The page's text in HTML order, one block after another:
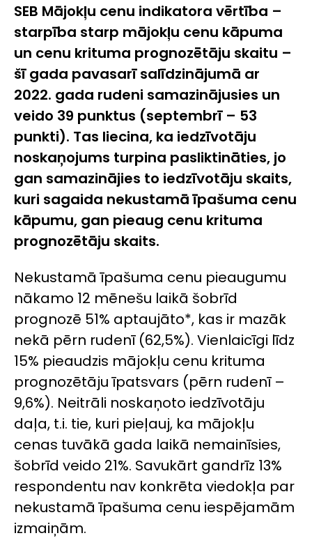
SEB Mājokļu cenu indikatora vērtība –
starpība starp mājokļu cenu kāpuma
un cenu krituma prognozētāju skaitu –
šī gada pavasarī salīdzinājumā ar
2022. gada rudeni samazinājusies un
veido 39 punktus (septembrī – 53
punkti). Tas liecina, ka iedzīvotāju
noskaņojums turpina pasliktināties, jo
gan samazinājies to iedzīvotāju skaits,
kuri sagaida nekustamā īpašuma cenu
kāpumu, gan pieaug cenu krituma
prognozētāju skaits.
Nekustamā īpašuma cenu pieaugumu
nākamo 12 mēnešu laikā šobrīd
prognozē 51% aptaujāto*, kas ir mazāk
nekā pērn rudenī (62,5%). Vienlaicīgi līdz
15% pieaudzis mājokļu cenu krituma
prognozētāju īpatsvars (pērn rudenī –
9,6%). Neitrāli noskaņoto iedzīvotāju
daļa, t.i. tie, kuri pieļauj, ka mājokļu
cenas tuvākā gada laikā nemainīsies,
šobrīd veido 21%. Savukārt gandrīz 13%
respondentu nav konkrēta viedokļa par
nekustamā īpašuma cenu iespējamām
izmaiņām.